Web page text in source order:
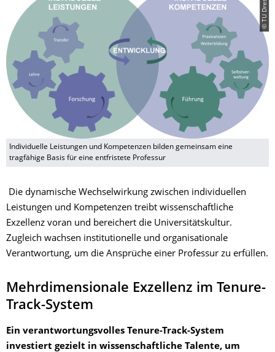
© TU Dresden
Individuelle Leistungen und Kompetenzen bilden gemeinsam eine
tragfähige Basis für eine entfristete Professur
Die dynamische Wechselwirkung zwischen individuellen
Leistungen und Kompetenzen treibt wissenschaftliche
Exzellenz voran und bereichert die Universitätskultur.
Zugleich wachsen institutionelle und organisationale
Verantwortung, um die Ansprüche einer Professur zu erfüllen.
Mehrdimensionale Exzellenz im Tenure-
Track-System
Ein verantwortungsvolles Tenure-Track-System
investiert gezielt in wissenschaftliche Talente, um